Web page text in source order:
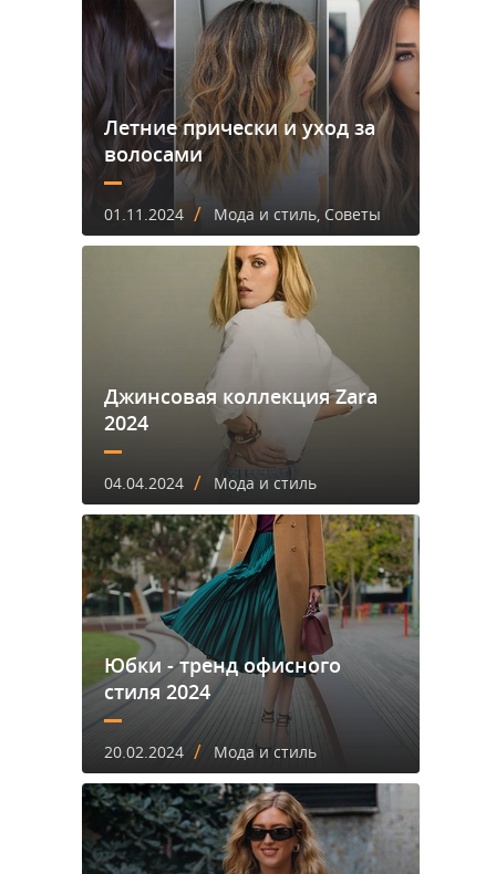
Летние прически и уход за
волосами
01.11.2024 / Мода и стиль, Советы
Джинсовая коллекция Zara
2024
04.04.2024 / Мода и стиль
Юбки - тренд офисного
стиля 2024
20.02.2024 / Мода и стиль